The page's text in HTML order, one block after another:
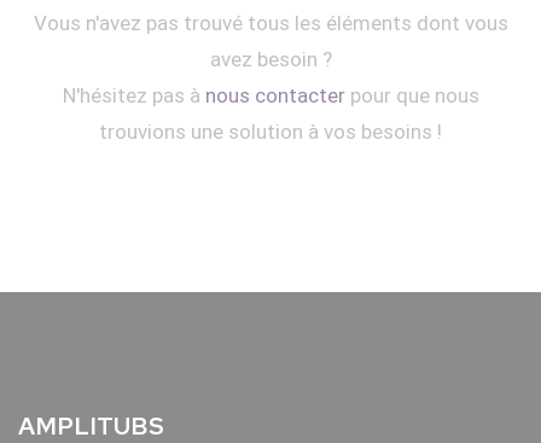
Vous n'avez pas trouvé tous les éléments dont vous
avez besoin ?
N'hésitez pas à nous contacterpour que nous
trouvions une solution à vos besoins !
AMPLITUBS